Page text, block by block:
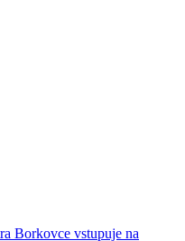
Borkovce vstupuje na